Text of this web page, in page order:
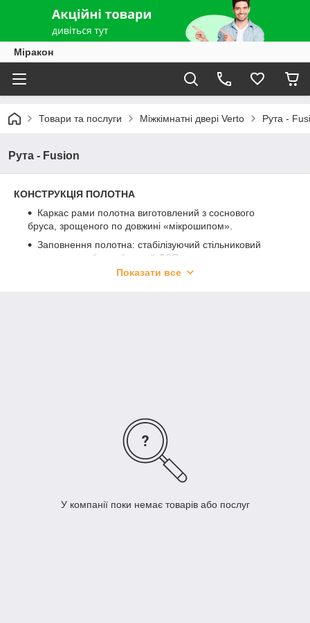
Міракон
Товари та послуги Міжкімнатні двері Verto Рута -
Рута - Fusion
КОНСТРУКЦІЯ ПОЛОТНА
Каркас рами полотна виготовлений з соснового
бруса, зрощеного по довжині «мікрошипом».
Заповнення полотна: стабілізуючий стільниковий
наповнювач або трубчастий ДСП заповнення.
Рама разом із наповнювачем обклеєна з обох сторін
Одностулкові і двостулкові у всіх моделях.
Всі моделі можуть бути виконані під розсувну систему
– без фурнітури і чверті, нижній торець фрезирован під
направляючий елемент, що кріпиться до підлоги.
Показати все
У компанії поки немає товарів або послуг